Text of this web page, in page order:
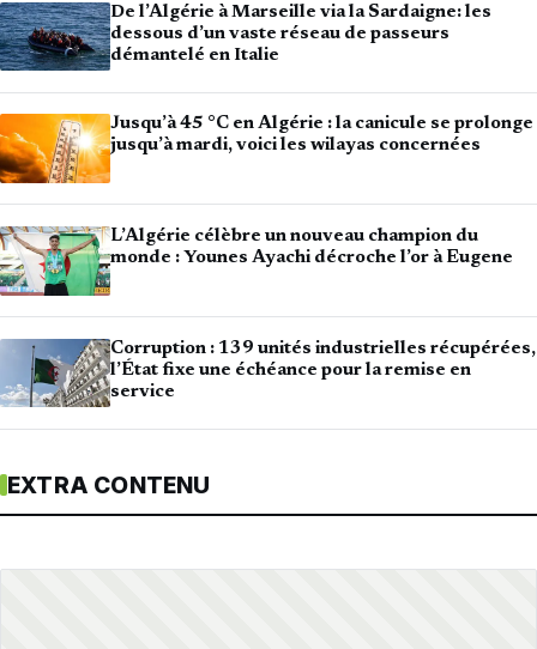
De l’Algérie à Marseille via la Sardaigne: les
dessous d’un vaste réseau de passeurs
démantelé en Italie
Jusqu’à 45 °C en Algérie : la canicule se prolonge
jusqu’à mardi, voici les wilayas concernées
L’Algérie célèbre un nouveau champion du
monde : Younes Ayachi décroche l’or à Eugene
Corruption : 139 unités industrielles récupérées,
l’État fixe une échéance pour la remise en
service
EXTRA CONTENU